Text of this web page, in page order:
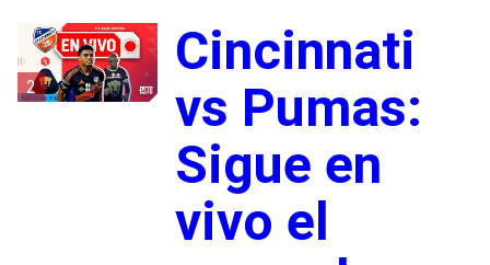
2
Cincinnati
vs Pumas:
Sigue en
vivo el